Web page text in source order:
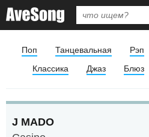
Поп Танцевальная Рэп
Классика
Джаз Блюз
J MADO